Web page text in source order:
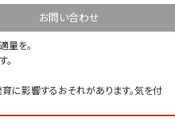
お問い合わせ
量を。
に影響するおそれがあります。気を付